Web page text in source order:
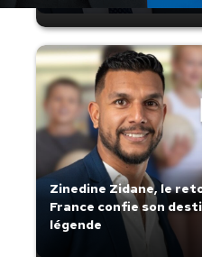
Zinedine Zidane, le
France confie son
légende